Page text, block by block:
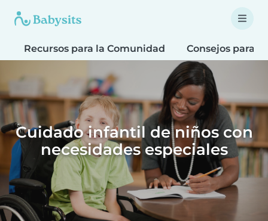
Recursos para la Comunidad Consejos para
Cuidado infantil de niños con
necesidades especiales